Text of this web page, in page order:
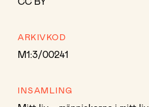
ARKIVKOD
M1:3/00241
INSAMLING